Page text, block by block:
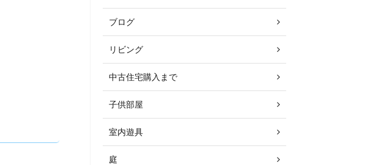
ブログ
リビング
中古住宅購入まで
子供部屋
室内遊具
庭